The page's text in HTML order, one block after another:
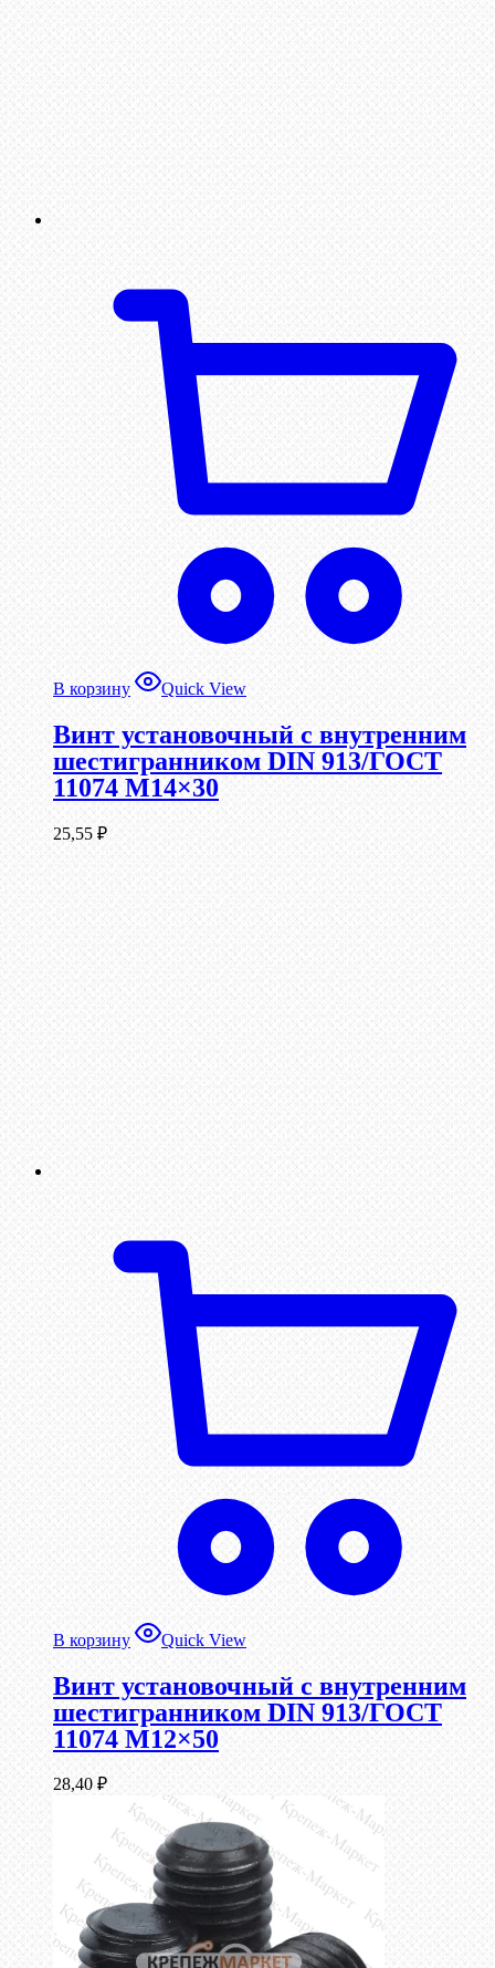
В корзину Quick View
Винт установочный с внутренним
шестигранником DIN 913/ГОСТ
11074 М14×30
25,55 ₽
В корзину Quick View
Винт установочный с внутренним
шестигранником DIN 913/ГОСТ
11074 М12×50
28,40 ₽